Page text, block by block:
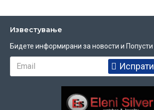
Известувањe
Бидете информирани за новости и Попусти
Испрати